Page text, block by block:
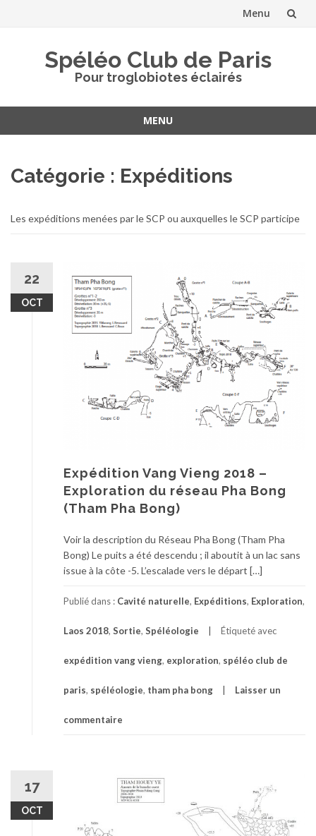
Menu
Spéléo Club de Paris
Pour troglobiotes éclairés
MENU
contenu
Catégorie : Expéditions
Les expéditions menées par le SCP ou auxquelles le SCP participe
22
OCT
Expédition Vang Vieng 2018 –
Exploration du réseau Pha Bong
(Tham Pha Bong)
Voir la description du Réseau Pha Bong (Tham Pha
Bong) Le puits a été descendu ; il aboutit à un lac sans
issue à la côte -5. L’escalade vers le départ […]
Publié dans : Cavité naturelle, Expéditions, Exploration,
Laos 2018, Sortie, Spéléologie Étiqueté avec
expédition vang vieng, exploration, spéléo club de
paris, spéléologie, tham pha bong Laisser un
commentaire
17
OCT